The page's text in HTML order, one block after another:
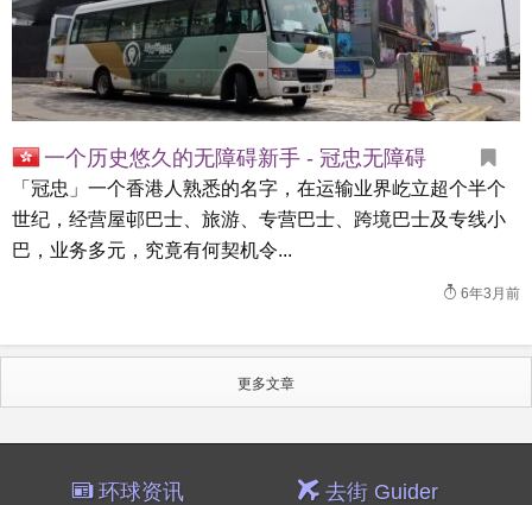
一个历史悠久的无障碍新手 - 冠忠无障碍
「冠忠」一个香港人熟悉的名字，在运输业界屹立超个半个
世纪，经营屋邨巴士、旅游、专营巴士、跨境巴士及专线小
巴，业务多元，究竟有何契机令...
6年3月前
更多文章
环球资讯 去街 Guider